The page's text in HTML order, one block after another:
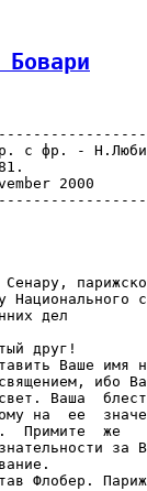
с фр. -
2000
Национального
дел
друг!
Ваше имя
ибо
Ваша
на  ее
Примите  же
за
Флобер.